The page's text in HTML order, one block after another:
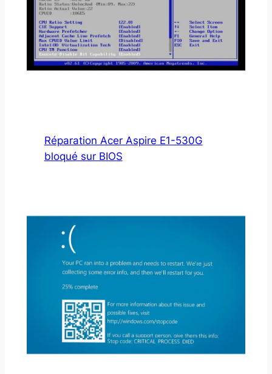
Réparation Acer Aspire E1-530G
bloqué sur BIOS